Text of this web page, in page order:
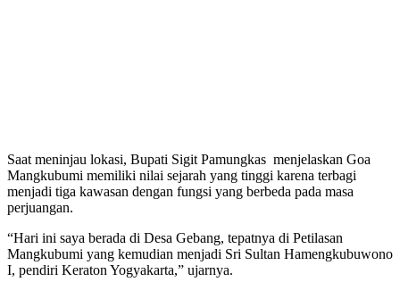
Saat meninjau lokasi, Bupati Sigit Pamungkas menjelaskan Goa
Mangkubumi memiliki nilai sejarah yang tinggi karena terbagi
menjadi tiga kawasan dengan fungsi yang berbeda pada masa
perjuangan.
“Hari ini saya berada di Desa Gebang, tepatnya di Petilasan
Mangkubumi yang kemudian menjadi Sri Sultan Hamengkubuwono
I, pendiri Keraton Yogyakarta,” ujarnya.